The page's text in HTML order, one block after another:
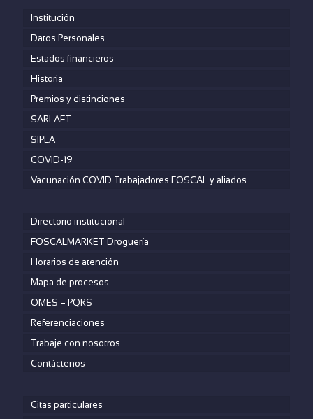
Institución
Datos Personales
Estados financieros
Historia
Premios y distinciones
SARLAFT
SIPLA
COVID-19
Vacunación COVID Trabajadores FOSCAL y aliados
Directorio institucional
FOSCALMARKET Droguería
Horarios de atención
Mapa de procesos
OMES – PQRS
Referenciaciones
Trabaje con nosotros
Contáctenos
Citas particulares